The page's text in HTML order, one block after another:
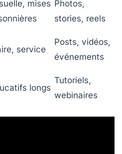
mises Photos,
stories, reels
service
Posts, vidéos,
événements
longs
Tutoriels,
webinaires